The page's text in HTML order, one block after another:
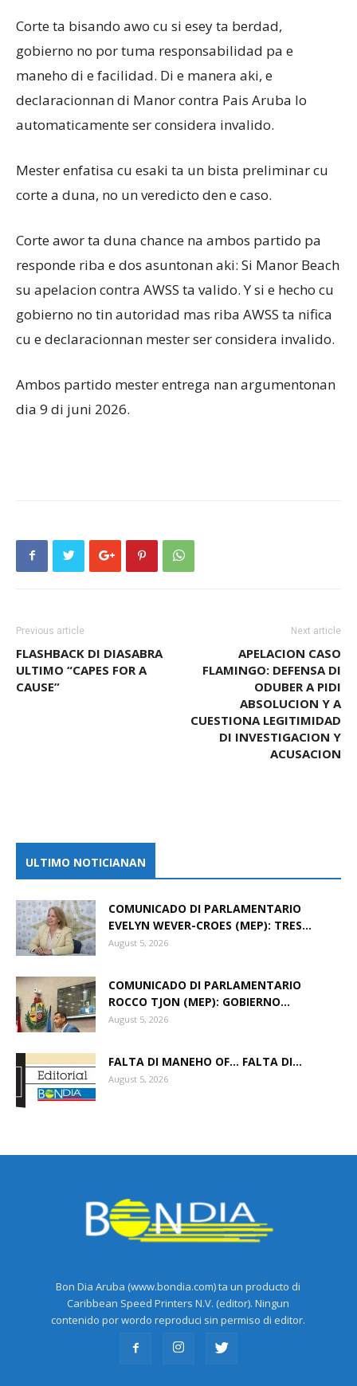
Corte ta bisando awo cu si esey ta berdad,
gobierno no por tuma responsabilidad pa e
maneho di e facilidad. Di e manera aki, e
declaracionnan di Manor contra Pais Aruba lo
automaticamente ser considera invalido.
Mester enfatisa cu esaki ta un bista preliminar cu
corte a duna, no un veredicto den e caso.
Corte awor ta duna chance na ambos partido pa
responde riba e dos asuntonan aki: Si Manor Beach
su apelacion contra AWSS ta valido. Y si e hecho cu
gobierno no tin autoridad mas riba AWSS ta nifica
cu e declaracionnan mester ser considera invalido.
Ambos partido mester entrega nan argumentonan
dia 9 di juni 2026.
Previous article
FLASHBACK DI DIASABRA
ULTIMO “CAPES FOR A
CAUSE”
Next article
APELACION CASO
FLAMINGO: DEFENSA DI
ODUBER A PIDI
ABSOLUCION Y A
CUESTIONA LEGITIMIDAD
DI INVESTIGACION Y
ACUSACION
ULTIMO NOTICIANAN
COMUNICADO DI PARLAMENTARIO
EVELYN WEVER-CROES (MEP): TRES...
August 5, 2026
COMUNICADO DI PARLAMENTARIO
ROCCO TJON (MEP): GOBIERNO...
August 5, 2026
FALTA DI MANEHO OF… FALTA DI...
August 5, 2026
Bon Dia Aruba (www.bondia.com) ta un producto di
Caribbean Speed Printers N.V. (editor). Ningun
contenido por wordo reproduci sin permiso di editor.